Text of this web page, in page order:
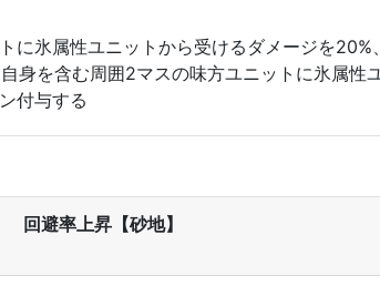
に氷属性ユニットから受けるダメージを
身を含む周囲2マスの味方ユニットに氷属性
付与する
回避率上昇【砂地】